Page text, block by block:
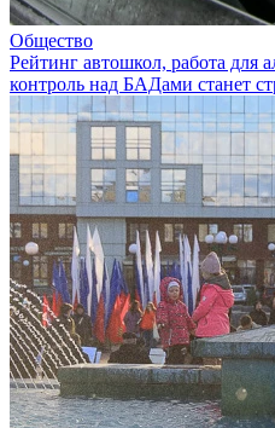
Общество
Рейтинг автошкол, работа для
контроль над БАДами станет